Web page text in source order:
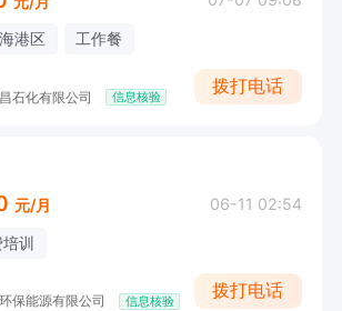
海港区 工作餐
石化有限公司
信息核验
拨打电话
元/月 06-11 02:54
训
保能源有限公司
信息核验
拨打电话